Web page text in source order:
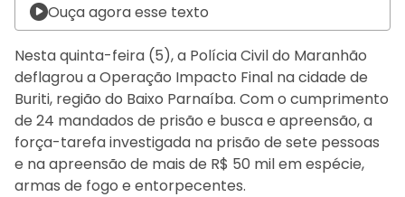
Ouça agora esse texto
Nesta quinta-feira (5), a Polícia Civil do Maranhão
deflagrou a Operação Impacto Final na cidade de
Buriti, região do Baixo Parnaíba. Com o cumprimento
de 24 mandados de prisão e busca e apreensão, a
força-tarefa investigada na prisão de sete pessoas
e na apreensão de mais de R$ 50 mil em espécie,
armas de fogo e entorpecentes.